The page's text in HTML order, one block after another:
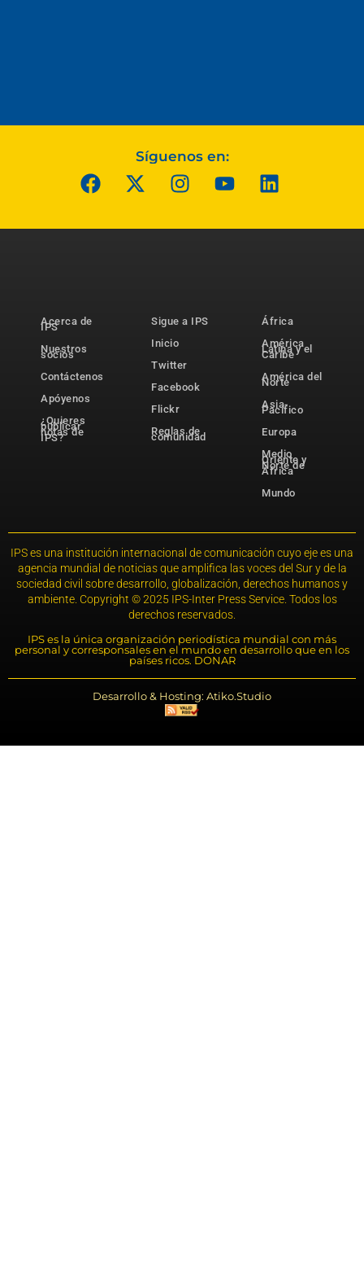
Síguenos en:
Acerca de
IPS
Nuestros
socios
Contáctenos
Apóyenos
¿Quieres
publicar
notas de
IPS?
Sigue a IPS
Inicio
Twitter
Facebook
Flickr
Reglas de
comunidad
África
América
Latina y el
Caribe
América del
Norte
Asia-
Pacífico
Europa
Medio
Oriente y
Norte de
África
Mundo
IPS es una institución internacional de comunicación cuyo eje es una
agencia mundial de noticias que amplifica las voces del Sur y de la
sociedad civil sobre desarrollo, globalización, derechos humanos y
ambiente. Copyright © 2025 IPS-Inter Press Service. Todos los
derechos reservados.
IPS es la única organización periodística mundial con más
personal y corresponsales en el mundo en desarrollo que en los
países ricos. DONAR
Desarrollo & Hosting: Atiko.Studio